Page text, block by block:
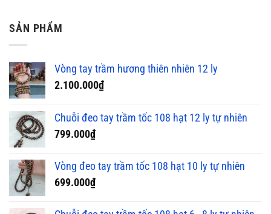
SẢN PHẨM
Vòng tay trầm hương thiên nhiên 12 ly
2.100.000₫
Chuỗi đeo tay trầm tốc 108 hạt 12 ly tự nhiên
799.000₫
Vòng đeo tay trầm tốc 108 hạt 10 ly tự nhiên
699.000₫